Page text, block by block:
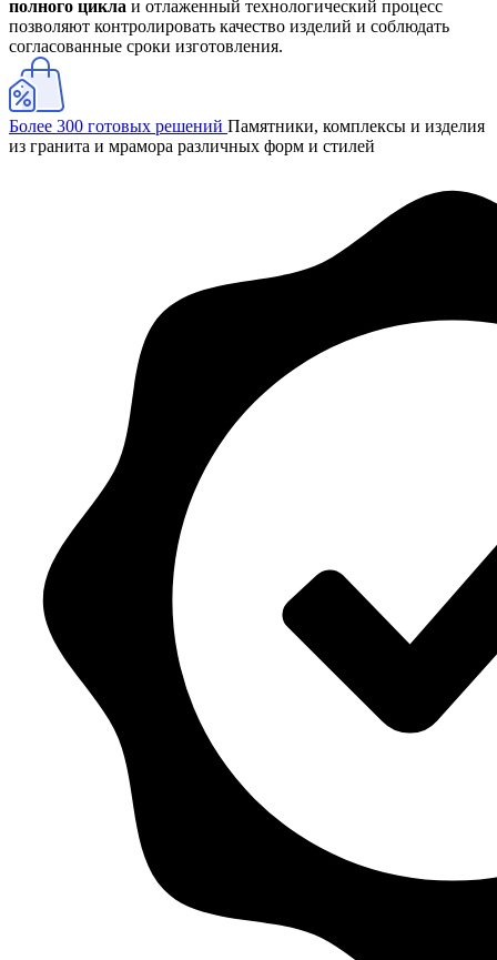
полного цикла и отлаженный технологический процесс
позволяют контролировать качество изделий и соблюдать
согласованные сроки изготовления.
Более 300 готовых решений Памятники, комплексы и изделия
из гранита и мрамора различных форм и стилей